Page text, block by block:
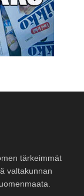
tärkeimmät
valtakunnan